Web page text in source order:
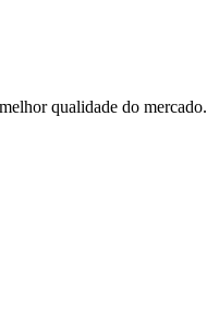
qualidade do mercado.